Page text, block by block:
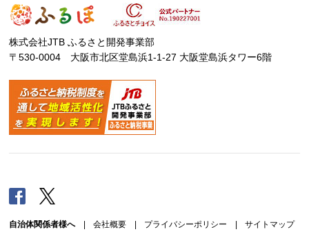
株式会社JTB ふるさと開発事業部
〒530-0004 大阪市北区堂島浜1-1-27 大阪堂島浜タワー6階
Facebook
自治体関係者様へ| 会社概要 | プライバシーポリシー | サイトマップ